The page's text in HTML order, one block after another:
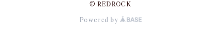
© REDROCK
Powered by